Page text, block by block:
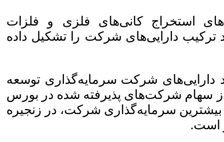
استخراج کانی‌های فلزی و فلزات
معادل ۹۰ درصد ترکیب دارایی‌های شرکت را تشکیل داده
از 90 درصد دارایی‌های شرکت سرمایه‌گذاری توسعه
سهام شرکت‌های پذیرفته شده در بورس
و بیشترین سرمایه‌گذاری شرکت، در زنجیره
است.